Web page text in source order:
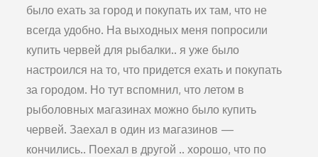
было ехать за город и покупать их там, что не
всегда удобно. На выходных меня попросили
купить червей для рыбалки.. я уже было
настроился на то, что придется ехать и покупать
за городом. Но тут вспомнил, что летом в
рыболовных магазинах можно было купить
червей. Заехал в один из магазинов —
кончились.. Поехал в другой .. хорошо, что по